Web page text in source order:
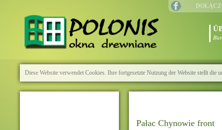
Diese Website verwendet Cookies. Ihre fortgesetzte Nutzung der Website stellt die
Pałac Chynowie front